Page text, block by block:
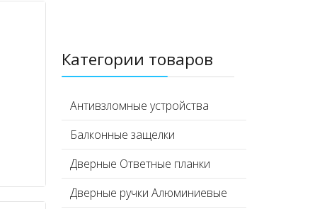
Категории товаров
Антивзломные устройства
Балконные защелки
Дверные Ответные планки
Дверные ручки Алюминиевые